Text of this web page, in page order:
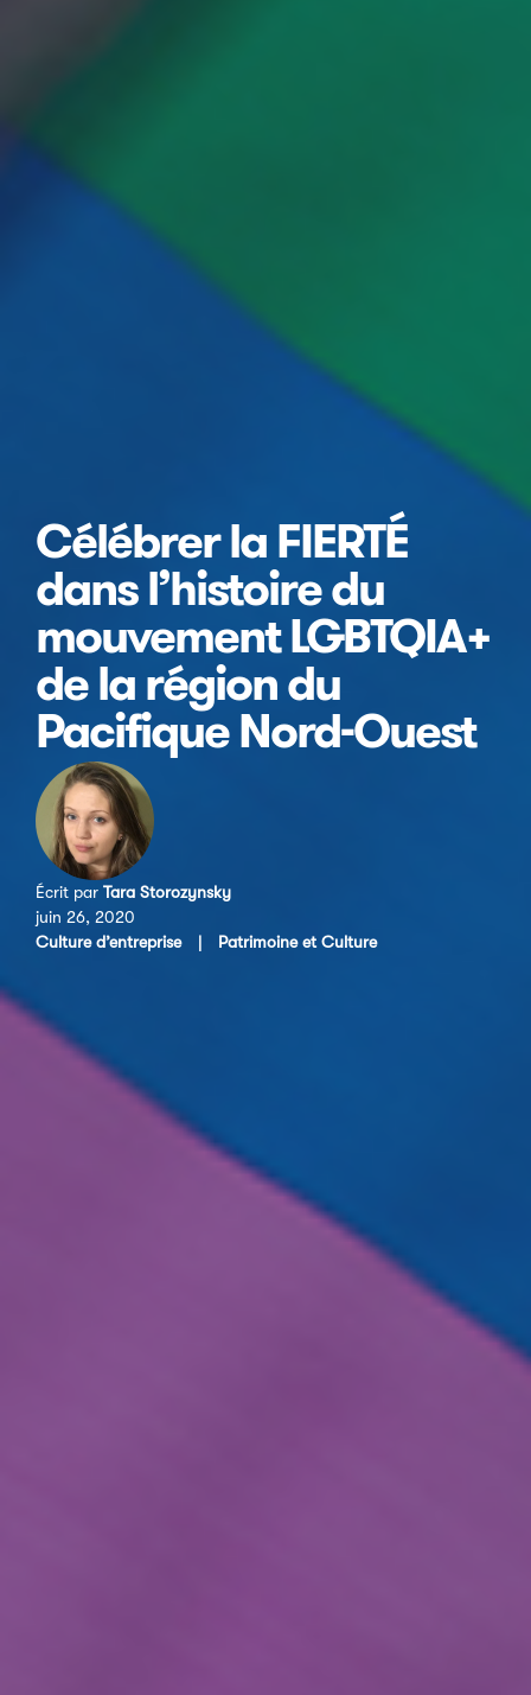
Célébrer la FIERTÉ
dans l’histoire du
mouvement LGBTQIA+
de la région du
Pacifique Nord-Ouest
Écrit par Tara Storozynsky
juin 26, 2020
Culture d’entreprise
| Patrimoine et Culture